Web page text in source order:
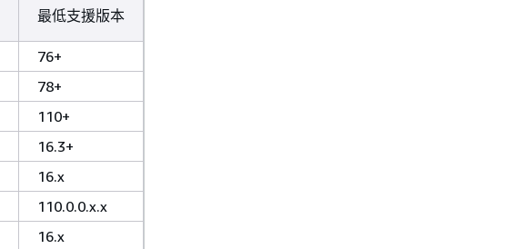
最低支援版本
76+
78+
110+
16.3+
16.x
110.0.0.x.x
16.x